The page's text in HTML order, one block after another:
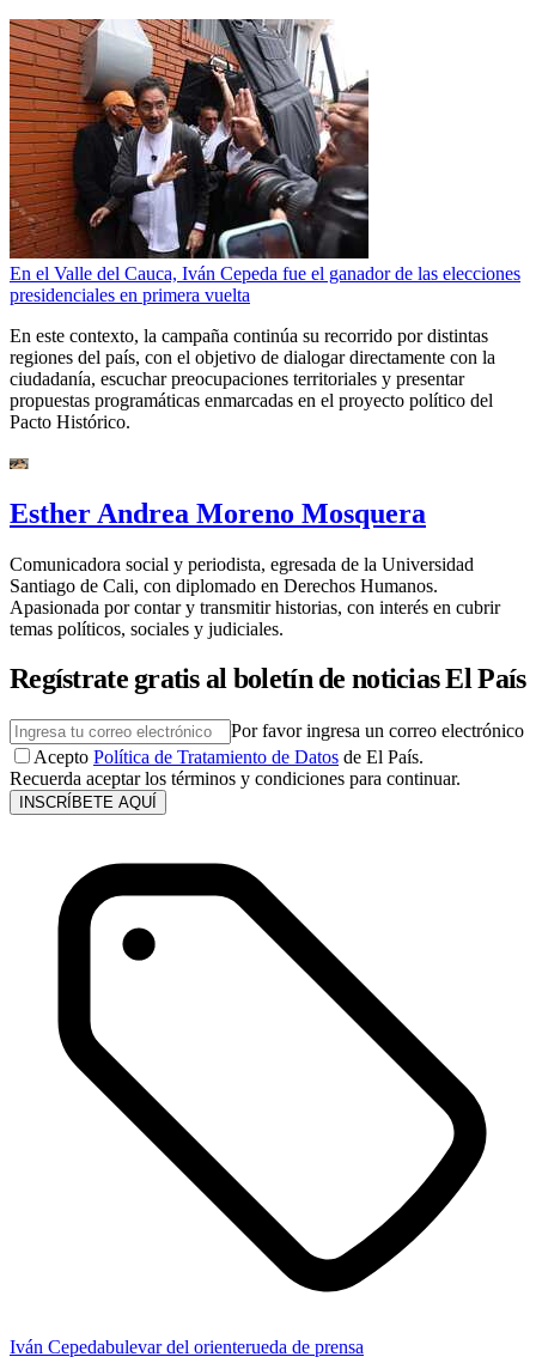
En el Valle del Cauca, Iván Cepeda fue el ganador de las elecciones
presidenciales en primera vuelta
En este contexto, la campaña continúa su recorrido por distintas
regiones del país, con el objetivo de dialogar directamente con la
ciudadanía, escuchar preocupaciones territoriales y presentar
propuestas programáticas enmarcadas en el proyecto político del
Pacto Histórico.
Esther Andrea Moreno Mosquera
Comunicadora social y periodista, egresada de la Universidad
Santiago de Cali, con diplomado en Derechos Humanos.
Apasionada por contar y transmitir historias, con interés en cubrir
temas políticos, sociales y judiciales.
Regístrate gratis al boletín de noticias El País
Por favor ingresa un correo electrónico
Acepto Política de Tratamiento de Datos de El País.
Recuerda aceptar los términos y condiciones para continuar.
INSCRÍBETE AQUÍ
Iván Cepedabulevar del orienterueda de prensa